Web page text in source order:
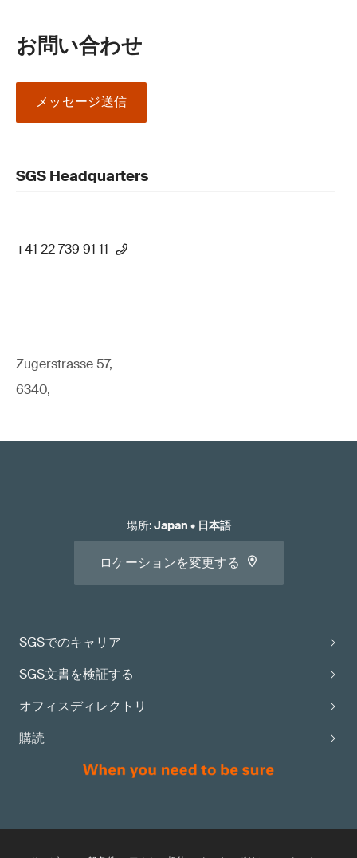
お問い合わせ
メッセージ送信
SGS Headquarters
+41 22 739 91 11
Zugerstrasse 57,
6340,
SGSでのキャリア
SGS文書を検証する
オフィスディレクトリ
購読
場所:Japan • 日本語
ロケーションを変更する